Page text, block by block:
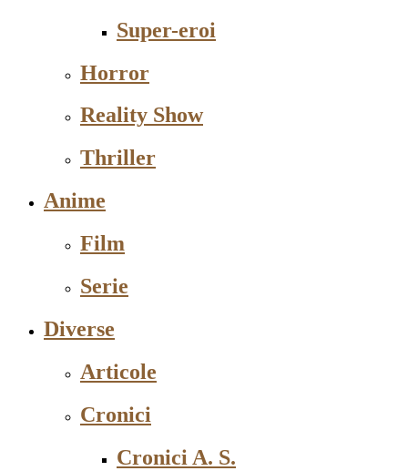
Super-eroi
Horror
Reality Show
Thriller
Anime
Film
Serie
Diverse
Articole
Cronici
Cronici A. S.